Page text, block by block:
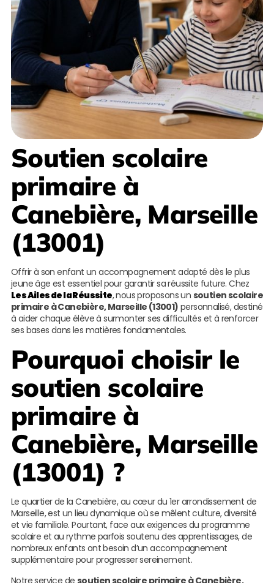
Soutien scolaire
primaire à
Canebière, Marseille
(13001)
Offrir à son enfant un accompagnement adapté dès le plus
jeune âge est essentiel pour garantir sa réussite future. Chez
Les Ailes de la Réussite, nous proposons un soutien scolaire
primaire à Canebière, Marseille (13001) personnalisé, destiné
à aider chaque élève à surmonter ses difficultés et à renforcer
ses bases dans les matières fondamentales.
Pourquoi choisir le
soutien scolaire
primaire à
Canebière, Marseille
(13001) ?
Le quartier de la Canebière, au cœur du 1er arrondissement de
Marseille, est un lieu dynamique où se mêlent culture, diversité
et vie familiale. Pourtant, face aux exigences du programme
scolaire et au rythme parfois soutenu des apprentissages, de
nombreux enfants ont besoin d’un accompagnement
supplémentaire pour progresser sereinement.